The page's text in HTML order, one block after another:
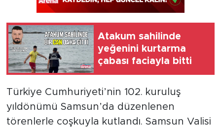
Atakum sahilinde
yeğenini kurtarma
çabası faciayla bitti
Türkiye Cumhuriyeti’nin 102. kuruluş
yıldönümü Samsun’da düzenlenen
törenlerle coşkuyla kutlandı. Samsun Valisi